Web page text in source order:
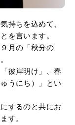
持ちを込めて、
を言います。
月の「秋分の
彼岸明け」、春
うにち）」とい
するのと共にお
す。